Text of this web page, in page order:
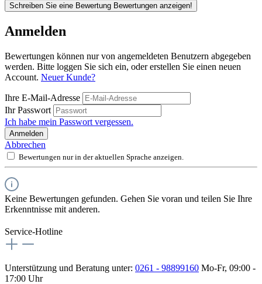
Schreiben Sie eine Bewertung Bewertungen anzeigen!
Anmelden
Bewertungen können nur von angemeldeten Benutzern abgegeben
werden. Bitte loggen Sie sich ein, oder erstellen Sie einen neuen
Account. Neuer Kunde?
Ihre E-Mail-Adresse
Ihr Passwort
Ich habe mein Passwort vergessen.
Anmelden
Abbrechen
Bewertungen nur in der aktuellen Sprache anzeigen.
Keine Bewertungen gefunden. Gehen Sie voran und teilen Sie Ihre
Erkenntnisse mit anderen.
Service-Hotline
Unterstützung und Beratung unter: 0261 - 98899160 Mo-Fr, 09:00 -
17:00 Uhr